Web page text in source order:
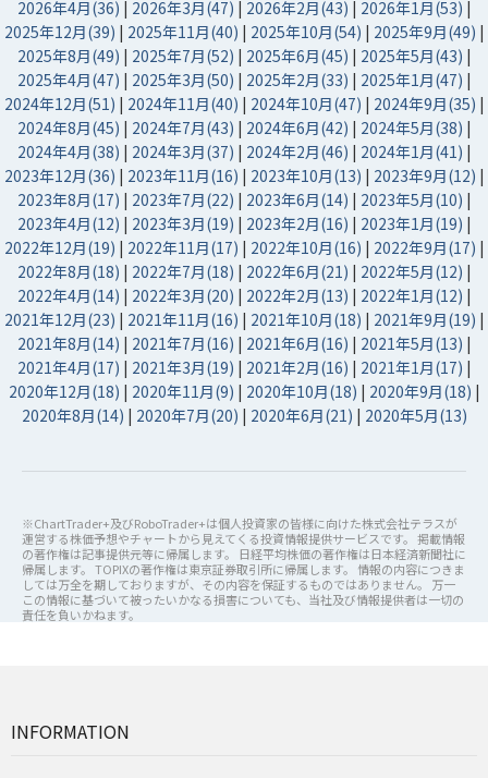
2026年4月(36) | 2026年3月(47) | 2026年2月(43) | 2026年1月(53) |
2025年12月(39) | 2025年11月(40) | 2025年10月(54) | 2025年9月(49) |
2025年8月(49) | 2025年7月(52) | 2025年6月(45) | 2025年5月(43) |
2025年4月(47) | 2025年3月(50) | 2025年2月(33) | 2025年1月(47) |
2024年12月(51) | 2024年11月(40) | 2024年10月(47) | 2024年9月(35) |
2024年8月(45) | 2024年7月(43) | 2024年6月(42) | 2024年5月(38) |
2024年4月(38) | 2024年3月(37) | 2024年2月(46) | 2024年1月(41) |
2023年12月(36) | 2023年11月(16) | 2023年10月(13) | 2023年9月(12) |
2023年8月(17) | 2023年7月(22) | 2023年6月(14) | 2023年5月(10) |
2023年4月(12) | 2023年3月(19) | 2023年2月(16) | 2023年1月(19) |
2022年12月(19) | 2022年11月(17) | 2022年10月(16) | 2022年9月(17) |
2022年8月(18) | 2022年7月(18) | 2022年6月(21) | 2022年5月(12) |
2022年4月(14) | 2022年3月(20) | 2022年2月(13) | 2022年1月(12) |
2021年12月(23) | 2021年11月(16) | 2021年10月(18) | 2021年9月(19) |
2021年8月(14) | 2021年7月(16) | 2021年6月(16) | 2021年5月(13) |
2021年4月(17) | 2021年3月(19) | 2021年2月(16) | 2021年1月(17) |
2020年12月(18) | 2020年11月(9) | 2020年10月(18) | 2020年9月(18) |
2020年8月(14) | 2020年7月(20) | 2020年6月(21) | 2020年5月(13)
※ChartTrader+及びRoboTrader+は個人投資家の皆様に向けた株式会社テラスが
運営する株価予想やチャートから見えてくる投資情報提供サービスです。 掲載情報
の著作権は記事提供元等に帰属します。 日経平均株価の著作権は日本経済新聞社に
帰属します。 TOPIXの著作権は東京証券取引所に帰属します。 情報の内容につきま
しては万全を期しておりますが、その内容を保証するものではありません。 万一
この情報に基づいて被ったいかなる損害についても、当社及び情報提供者は一切の
責任を負いかねます。
INFORMATION